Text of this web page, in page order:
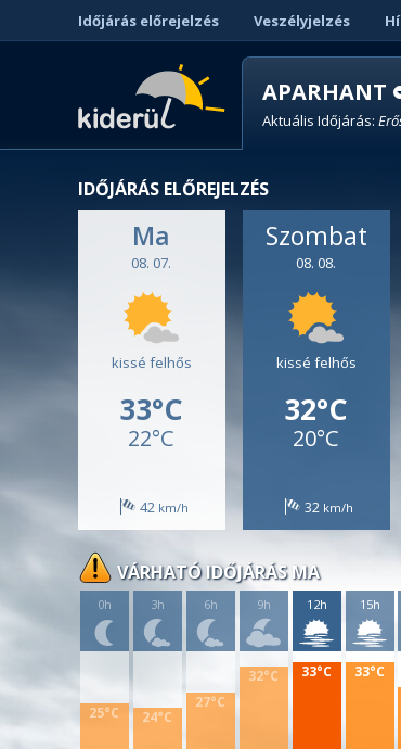
Időjárás előrejelzés Veszélyjelzés
APARHANT
Aktuális Időjárás:
IDŐJÁRÁS ELŐREJELZÉS
Ma
08. 07.
kissé felhős
33°C
22°C
42
Szombat
08. 08.
kissé felhős
32°C
20°C
32
VÁRHATÓ IDŐJÁRÁS MA
0h
25°C
3h
24°C
6h
27°C
9h
32°C
12h
33°C
15h
33°C